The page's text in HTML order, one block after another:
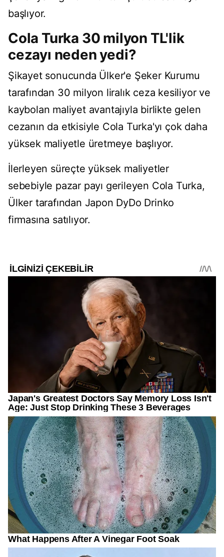
başlıyor.
Cola Turka 30 milyon TL'lik
cezayı neden yedi?
Şikayet sonucunda Ülker'e Şeker Kurumu
tarafından 30 milyon liralık ceza kesiliyor ve
kaybolan maliyet avantajıyla birlikte gelen
cezanın da etkisiyle Cola Turka'yı çok daha
yüksek maliyetle üretmeye başlıyor.
İlerleyen süreçte yüksek maliyetler
sebebiyle pazar payı gerileyen Cola Turka,
Ülker tarafından Japon DyDo Drinko
firmasına satılıyor.